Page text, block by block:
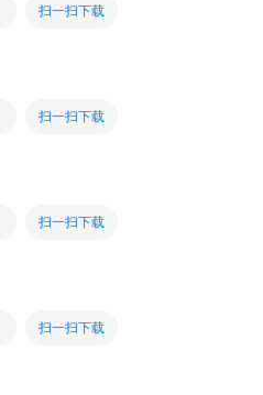
扫一扫下载
扫一扫下载
扫一扫下载
扫一扫下载